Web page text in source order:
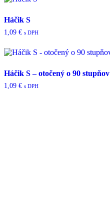
Háčik S
1,09 € s DPH
Háčik S – otočený o 90 stupňov
1,09 € s DPH